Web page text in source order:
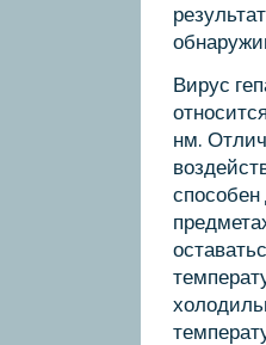
Вирус
нм.
спοсοбен